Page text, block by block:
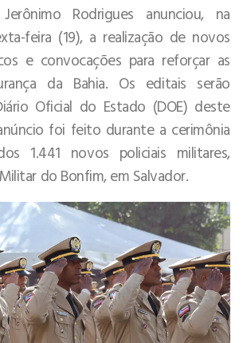
Rodrigues anunciou, na
feira (19), a realização de novos
e convocações para reforçar as
da Bahia. Os editais serão
Oficial do Estado (DOE) deste
foi feito durante a cerimônia
1.441 novos policiais militares,
do Bonfim, em Salvador.